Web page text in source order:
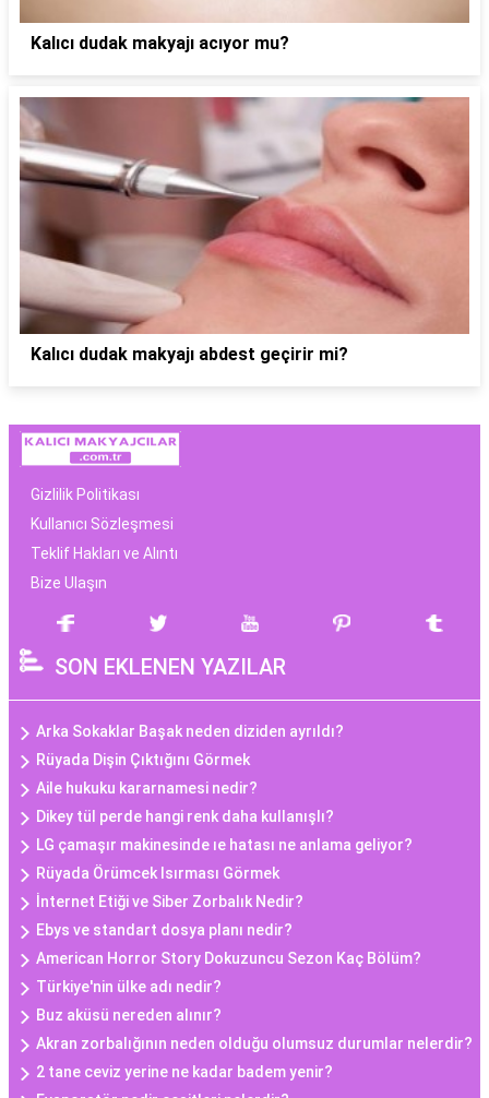
Kalıcı dudak makyajı acıyor mu?
Kalıcı dudak makyajı abdest geçirir mi?
Gizlilik Politikası
Kullanıcı Sözleşmesi
Teklif Hakları ve Alıntı
Bize Ulaşın
SON EKLENEN YAZILAR
Arka Sokaklar Başak neden diziden ayrıldı?
Rüyada Dişin Çıktığını Görmek
Aile hukuku kararnamesi nedir?
Dikey tül perde hangi renk daha kullanışlı?
LG çamaşır makinesinde ıe hatası ne anlama geliyor?
Rüyada Örümcek Isırması Görmek
İnternet Etiği ve Siber Zorbalık Nedir?
Ebys ve standart dosya planı nedir?
American Horror Story Dokuzuncu Sezon Kaç Bölüm?
Türkiye'nin ülke adı nedir?
Buz aküsü nereden alınır?
Akran zorbalığının neden olduğu olumsuz durumlar nelerdir?
2 tane ceviz yerine ne kadar badem yenir?